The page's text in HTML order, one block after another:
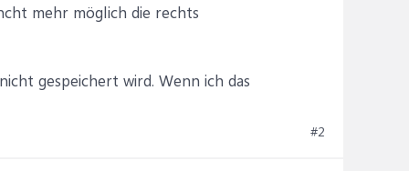
mehr möglich die rechts
gespeichert wird. Wenn ich das
#2